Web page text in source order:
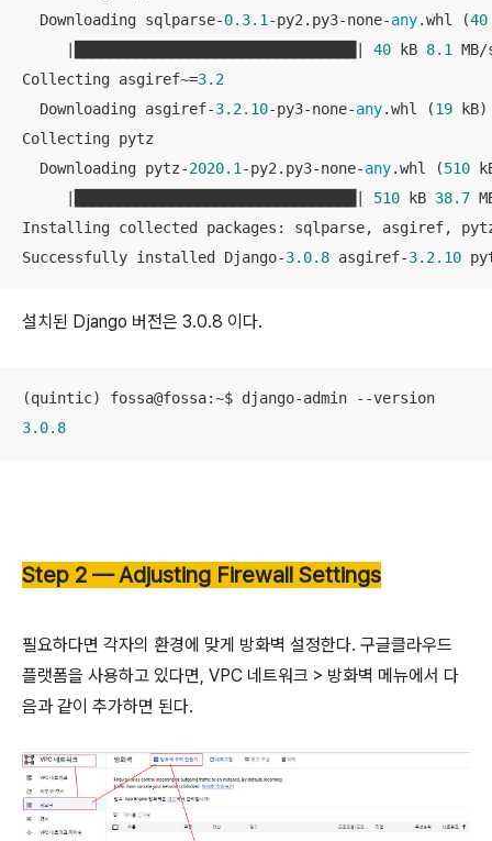
  Downloading sqlparse-
0.3.1 -py2.py3-none-any.whl (40
40 kB 8.1
MB/
Collecting asgiref~=3.2
  Downloading asgiref-
3.2.10-py3-none-any.whl (19 kB)
Collecting pytz
  Downloading pytz-
2020.1 -py2.py3-none-any.whl (510
510 kB 38.7
Installing collected packages: sqlparse, asgiref,
Successfully installed Django-3.0.8 asgiref-3.2.10
설치된 Django 버전은 3.0.8 이다.
3.0.8
Step 2 — Adjusting Firewall Settings
필요하다면 각자의 환경에 맞게 방화벽 설정한다. 구글클라우드
플랫폼을 사용하고 있다면, VPC 네트워크 > 방화벽 메뉴에서 다
음과 같이 추가하면 된다.